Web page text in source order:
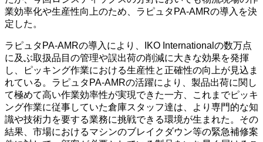
業効率化や生産性向上のため、ラピュタPA-AMRの導入を決
定した。
ラピュタPA-AMRの導入により、IKO Internationalの数万点
に及ぶ取扱品目の管理や誤出荷の削減に大きな効果を発揮
し、ピッキング作業における生産性と正確性の向上が見込ま
れている。ラピュタPA-AMRの活躍により、製品出荷に関し
て極めて高い作業効率性が実現できた一方、これまでピッキ
ング作業に従事していた倉庫スタッフ達は、より専門的な知
識や技術力を要する業務に挑戦できる環境が生まれた。その
結果、市場におけるマシンのブレイクダウン等の緊急補修案